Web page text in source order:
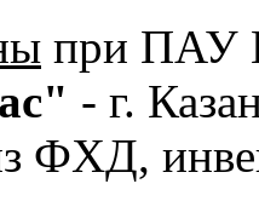
при ПАУ
- г.
ФХД,